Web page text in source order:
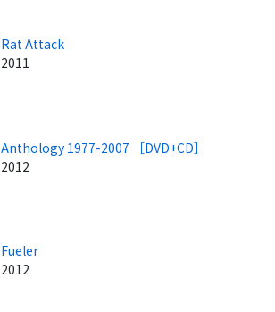
Rat Attack
2011
Anthology 1977-2007 ［DVD+CD］
2012
Fueler
2012